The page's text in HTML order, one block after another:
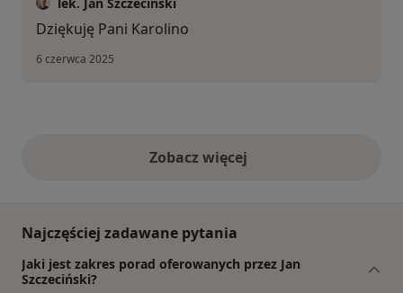
Dziękuję Pani Karolino
6 czerwca 2025
Zobacz więcejopinie powyżej
Najczęściej zadawane pytania
Jaki jest zakres porad oferowanych przez Jan
Szczeciński?